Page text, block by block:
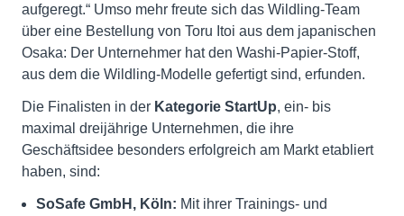
aufgeregt.“ Umso mehr freute sich das Wildling-Team
über eine Bestellung von Toru Itoi aus dem japanischen
Osaka: Der Unternehmer hat den Washi-Papier-Stoff,
aus dem die Wildling-Modelle gefertigt sind, erfunden.
Die Finalisten in der Kategorie StartUp, ein- bis
maximal dreijährige Unternehmen, die ihre
Geschäftsidee besonders erfolgreich am Markt etabliert
haben, sind:
SoSafe GmbH, Köln: Mit ihrer Trainings- und